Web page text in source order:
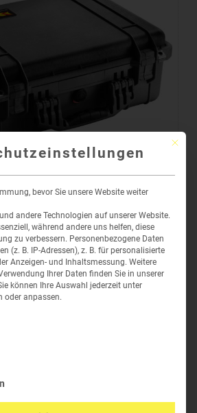
1520
clean.at
Mit
bevor Sie unsere Website weiter
andere Technologien auf unserer Website.
während andere uns helfen, diese
zu verbessern. Personenbezogene Daten
(z. B. IP-Adressen), z. B. für personalisierte
Anzeigen- und Inhaltsmessung. Weitere
Ihrer Daten finden Sie in unserer
können Ihre Auswahl jederzeit unter
oder anpassen.
Service-Gruppen, für die eine